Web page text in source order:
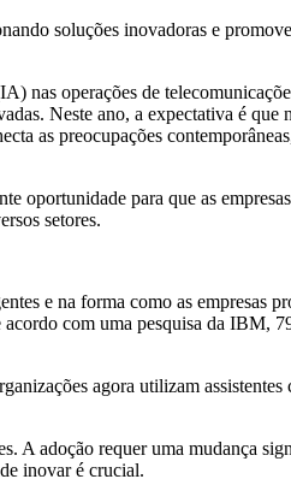
soluções inovadoras e
nas operações de
Neste ano, a expectativa é que
as preocupações
para que as
setores.
e na forma como as empresas
com uma pesquisa da IBM,
agora utilizam
A adoção requer uma mudança
inovar é crucial.